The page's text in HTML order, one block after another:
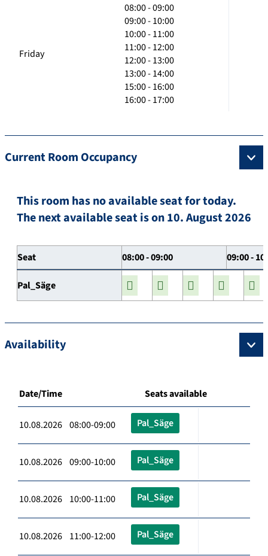
Friday
08:00 - 09:00
09:00 - 10:00
10:00 - 11:00
11:00 - 12:00
12:00 - 13:00
13:00 - 14:00
15:00 - 16:00
16:00 - 17:00
Current Room Occupancy
This room has no available seat for today.
The next available seat is on 10. August 2026
Seat 08:00 - 09:00 09:00 -
Pal_Säge
Availability
Date/Time Seats available
10.08.2026 08:00-09:00 Pal_Säge
10.08.2026 09:00-10:00 Pal_Säge
10.08.2026 10:00-11:00 Pal_Säge
10.08.2026 11:00-12:00 Pal_Säge